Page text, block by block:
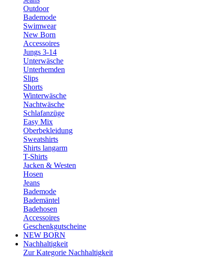
Outdoor
Bademode
Swimwear
New Born
Accessoires
Jungs 3-14
Unterwäsche
Unterhemden
Slips
Shorts
Winterwäsche
Nachtwäsche
Schlafanzüge
Easy Mix
Oberbekleidung
Sweatshirts
Shirts langarm
T-Shirts
Jacken & Westen
Hosen
Jeans
Bademode
Bademäntel
Badehosen
Accessoires
Geschenkgutscheine
NEW BORN
Nachhaltigkeit
Zur Kategorie Nachhaltigkeit